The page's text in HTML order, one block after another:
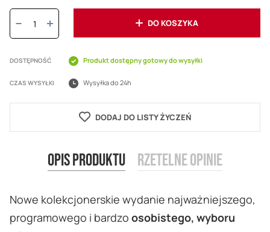
Ilość:
DO KOSZYKA
DOSTĘPNOŚĆ Produkt dostępny gotowy do wysyłki
CZAS WYSYŁKI Wysyłka do 24h
DODAJ DO LISTY ŻYCZEŃ
Opis produktu
Nowe kolekcjonerskie wydanie najważniejszego,
programowego i bardzo osobistego, wyboru
Rzetelne opinie